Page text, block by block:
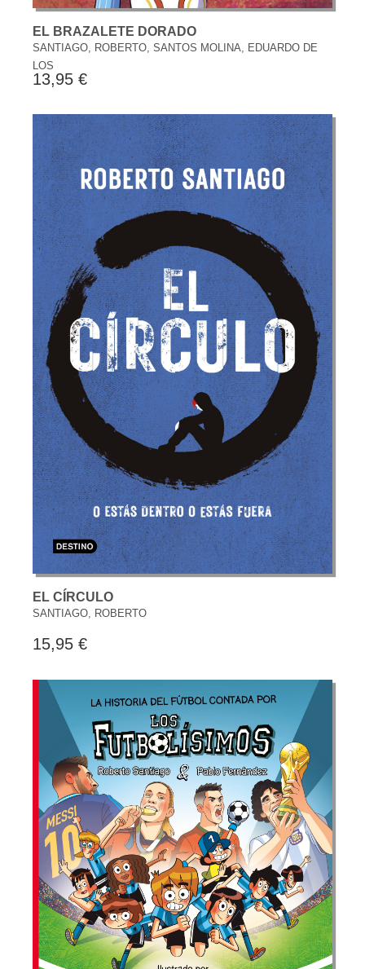
EL BRAZALETE DORADO
SANTIAGO, ROBERTO, SANTOS MOLINA, EDUARDO DE
LOS
13,95 €
EL CÍRCULO
SANTIAGO, ROBERTO
15,95 €